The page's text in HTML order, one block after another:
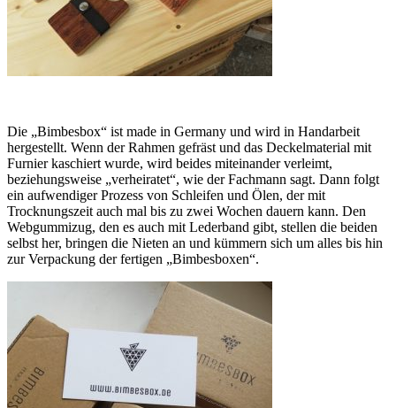
Die „Bimbesbox“ ist made in Germany und wird in Handarbeit
hergestellt. Wenn der Rahmen gefräst und das Deckelmaterial mit
Furnier kaschiert wurde, wird beides miteinander verleimt,
beziehungsweise „verheiratet“, wie der Fachmann sagt. Dann folgt
ein aufwendiger Prozess von Schleifen und Ölen, der mit
Trocknungszeit auch mal bis zu zwei Wochen dauern kann. Den
Webgummizug, den es auch mit Lederband gibt, stellen die beiden
selbst her, bringen die Nieten an und kümmern sich um alles bis hin
zur Verpackung der fertigen „Bimbesboxen“.